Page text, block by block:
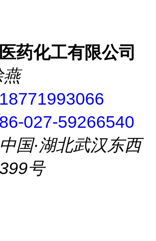
药化工有限公司
燕
18771993066
027-59266540
国·湖北武汉东西
号